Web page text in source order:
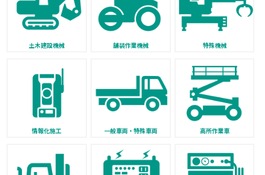
土木建設機械 舗装作業機械 特殊機械
情報化施工 一般車両・特殊車両 高所作業車